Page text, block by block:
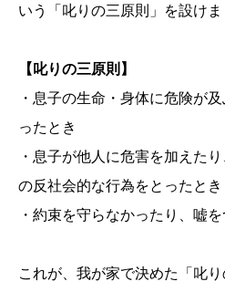
いう「叱りの三原則」を設けま
【叱りの三原則】
・息子の生命・身体に危険が
ったとき
・息子が他人に危害を加えた
の反社会的な行為をとったとき
・約束を守らなかったり、嘘
これが、我が家で決めた「叱